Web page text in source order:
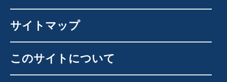
サイトマップ
このサイトについて